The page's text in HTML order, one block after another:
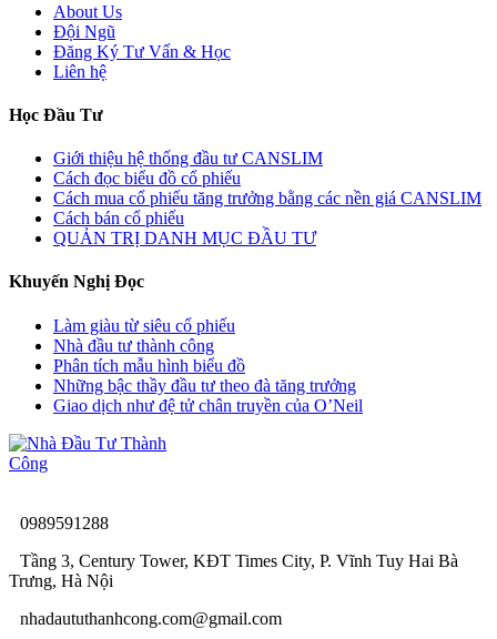
About Us
Đội Ngũ
Đăng Ký Tư Vấn & Học
Liên hệ
Học Đầu Tư
Giới thiệu hệ thống đầu tư CANSLIM
Cách đọc biểu đồ cổ phiếu
Cách mua cổ phiếu tăng trưởng bằng các nền giá CANSLIM
Cách bán cổ phiếu
QUẢN TRỊ DANH MỤC ĐẦU TƯ
Khuyến Nghị Đọc
Làm giàu từ siêu cổ phiếu
Nhà đầu tư thành công
Phân tích mẫu hình biểu đồ
Những bậc thầy đầu tư theo đà tăng trưởng
Giao dịch như đệ tử chân truyền của O’Neil
0989591288
Tầng 3, Century Tower, KĐT Times City, P. Vĩnh Tuy Hai Bà
Trưng, Hà Nội
nhadaututhanhcong.com@gmail.com